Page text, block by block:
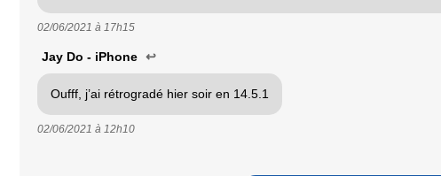
02/06/2021 à 17h15
Jay Do - iPhone ↩
Oufff, j’ai rétrogradé hier soir en 14.5.1
02/06/2021 à 12h10